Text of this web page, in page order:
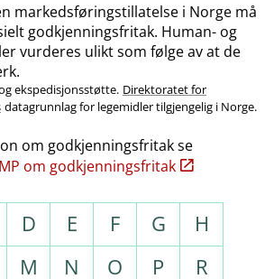
markedsføringstillatelse i Norge må
godkjenningsfritak. Human- og
vurderes ulikt som følge av at de
ekspedisjonsstøtte. Direktoratet for
datagrunnlag for legemidler tilgjengelig i Norge.
om godkjenningsfritak se
om godkjenningsfritak
D E F G
H
M N O P
R